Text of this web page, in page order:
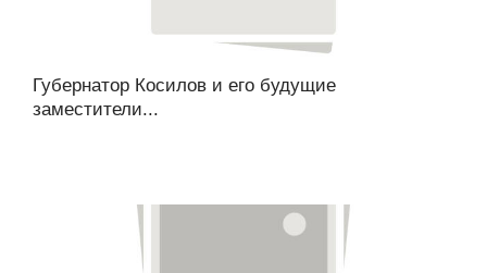
Губернатор Косилов и его будущие
заместители...